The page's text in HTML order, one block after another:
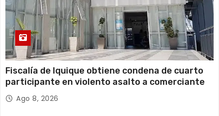
Fiscalía de Iquique obtiene condena de cuarto
participante en violento asalto a comerciante
Ago 8, 2026